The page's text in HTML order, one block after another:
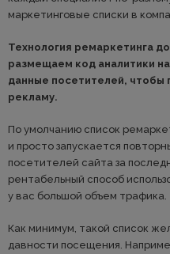
маркетинговые списки в
Технология ремаркетинга
размещаем код аналитики
данные посетителей, чтобы
рекламу.
По умолчанию список
и просто запускается
посетителей сайта за
рентабельный способ
у вас большой объем трафика.
Как минимум, такой список
давности посещения.